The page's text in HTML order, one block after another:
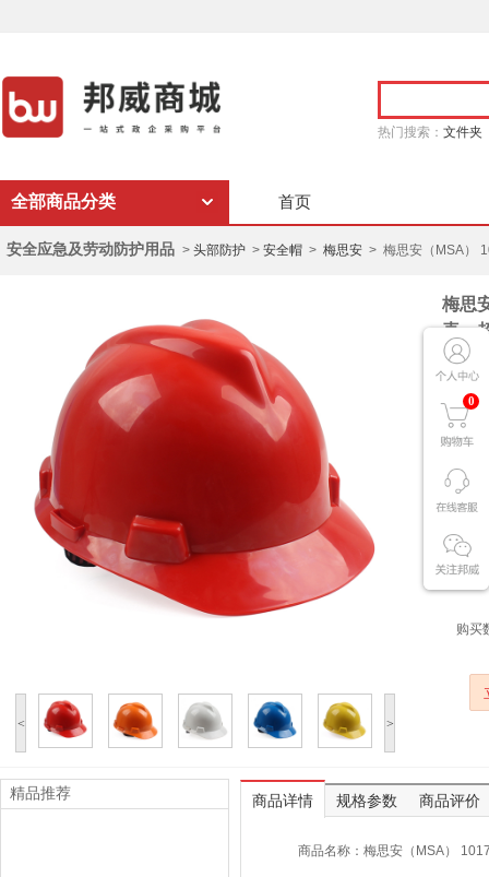
热门搜索： 文件夹
0
全部商品分类 首页
安全应急及劳动防护用品 > 头部防护 > 安全帽 > 梅思安 > 梅思安（MSA）
< >
梅思
壳，
商 城
品
商品
服
通用
购买
精品推荐 商品详情 规格参数 商品评价